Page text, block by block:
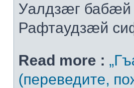
Уалдзæг
Рафтаудзæй
Read more :
(переведите,